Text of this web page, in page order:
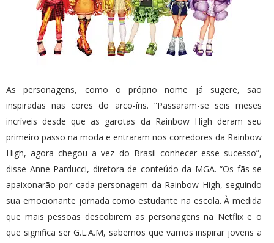
As personagens, como o próprio nome já sugere, são
inspiradas nas cores do arco-íris. “Passaram-se seis meses
incríveis desde que as garotas da Rainbow High deram seu
primeiro passo na moda e entraram nos corredores da Rainbow
High, agora chegou a vez do Brasil conhecer esse sucesso”,
disse Anne Parducci, diretora de conteúdo da MGA. “Os fãs se
apaixonarão por cada personagem da Rainbow High, seguindo
sua emocionante jornada como estudante na escola. À medida
que mais pessoas descobirem as personagens na Netflix e o
que significa ser G.L.A.M, sabemos que vamos inspirar jovens a